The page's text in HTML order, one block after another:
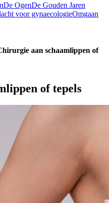
De OgenDe Gouden Jaren
voor gynaecologieOmgaan
aan schaamlippen of
of tepels